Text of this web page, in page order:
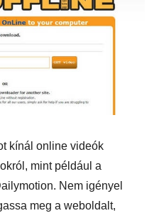
kínál online videók
mint például a
Nem igényel
meg a weboldalt,